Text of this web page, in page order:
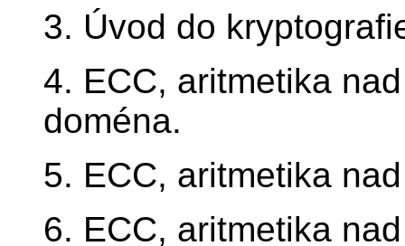
3. Úvod do
4. ECC, aritmetika
doména.
5. ECC, aritmetika
6. ECC, aritmetika